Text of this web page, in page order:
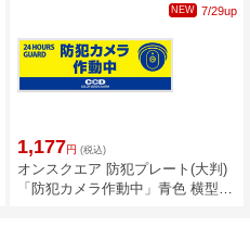
NEW 7/29up
1,177円 (税込)
オンスクエア 防犯プレート(大判)
「防犯カメラ作動中」青色 横型